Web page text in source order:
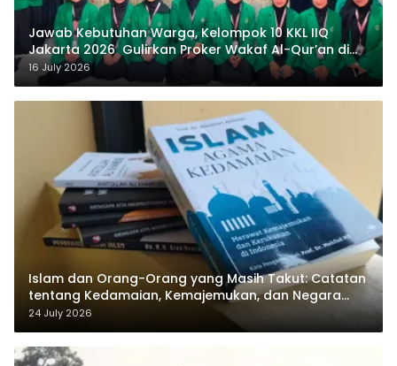
Jawab Kebutuhan Warga, Kelompok 10 KKL IIQ
Jakarta 2026 Gulirkan Proker Wakaf Al-Qur’an di
Sukamanah
16 July 2026
Islam dan Orang-Orang yang Masih Takut: Catatan
tentang Kedamaian, Kemajemukan, dan Negara
dalam Pemikiran Masykuri Abdillah
24 July 2026